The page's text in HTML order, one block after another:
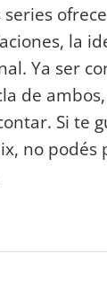
la
Ya ser
de
Si te
no podés